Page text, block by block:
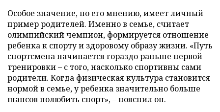
Особое значение, по его мнению, имеет личный
пример родителей. Именно в семье, считает
олимпийский чемпион, формируется отношение
ребенка к спорту и здоровому образу жизни. «Путь
спортсмена начинается гораздо раньше первой
тренировки – с того, насколько спортивны сами
родители. Когда физическая культура становится
нормой в семье, у ребенка значительно больше
шансов полюбить спорт», – пояснил он.